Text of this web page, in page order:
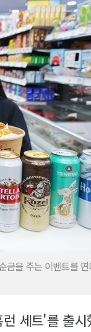
금을 주는 이벤트를
세트'를 출시